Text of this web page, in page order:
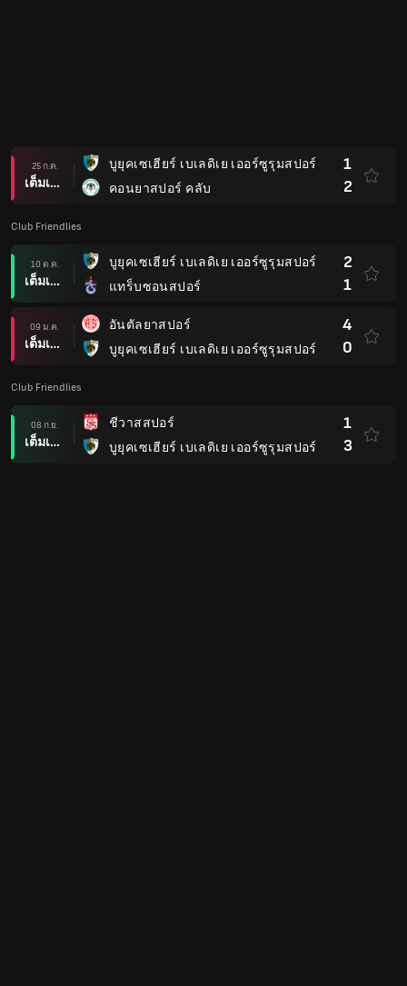
25 ก.ค.
เต็มเวลา
บูยุคเซเฮียร์ เบเลดิเย เออร์ซูรุมสปอร์
คอนยาสปอร์ คลับ
1
2
Club Friendlies
10 ต.ค.
เต็มเวลา
บูยุคเซเฮียร์ เบเลดิเย เออร์ซูรุมสปอร์
แทร็บซอนสปอร์
2
1
09 ม.ค.
เต็มเวลา
อันตัลยาสปอร์
บูยุคเซเฮียร์ เบเลดิเย เออร์ซูรุมสปอร์
4
0
Club Friendlies
08 ก.ย.
เต็มเวลา
ชีวาสสปอร์
บูยุคเซเฮียร์ เบเลดิเย เออร์ซูรุมสปอร์
1
3